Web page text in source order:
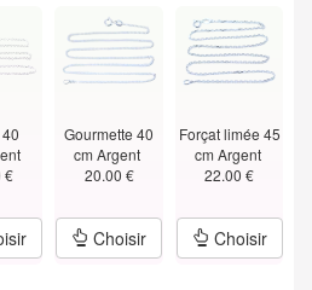
€
Gourmette 40
cm Argent
20.00 €
Choisir
Forçat limée 45
cm Argent
22.00 €
Choisir